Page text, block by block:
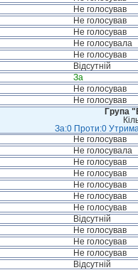
Не голосував
Не голосував
Не голосував
Не голосувала
Не голосував
Відсутній
За
Не голосував
Не голосував
Група
За:0 Проти:0
Не голосував
Не голосувала
Не голосував
Не голосував
Не голосував
Не голосував
Не голосував
Відсутній
Не голосував
Не голосував
Не голосував
Відсутній